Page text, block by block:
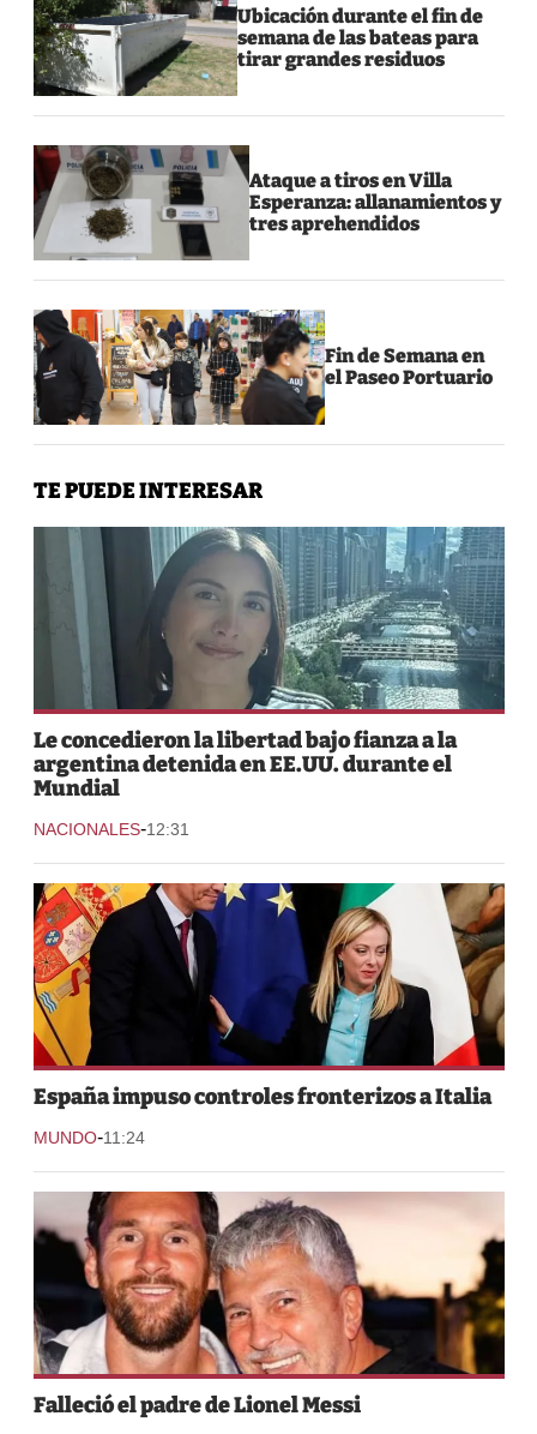
Ubicación durante el fin de
semana de las bateas para
tirar grandes residuos
Ataque a tiros en Villa
Esperanza: allanamientos y
tres aprehendidos
Fin de Semana en
el Paseo Portuario
TE PUEDE INTERESAR
Le concedieron la libertad bajo fianza a la
argentina detenida en EE.UU. durante el
Mundial
NACIONALES-12:31
España impuso controles fronterizos a Italia
MUNDO-11:24
Falleció el padre de Lionel Messi